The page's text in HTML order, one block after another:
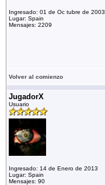
Ingresado: 01 de Oc tubre de 2003
Lugar: Spain
Mensajes: 2209
Volver al comienzo
JugadorX
Usuario
Ingresado: 14 de Enero de 2013
Lugar: Spain
Mensajes: 90